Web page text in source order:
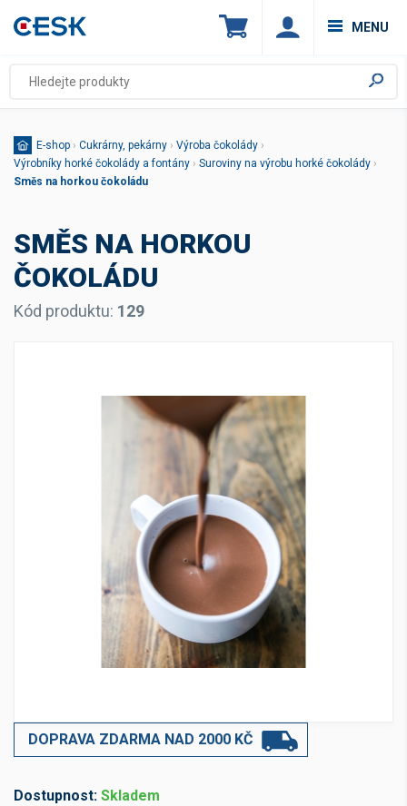
MENU
E-shop › Cukrárny, pekárny › Výroba čokolády ›
Výrobníky horké čokolády a fontány › Suroviny na výrobu horké čokolády ›
Směs na horkou čokoládu
SMĚS NA HORKOU
ČOKOLÁDU
Kód produktu: 129
DOPRAVA ZDARMA NAD 2000 KČ
Dostupnost: Skladem